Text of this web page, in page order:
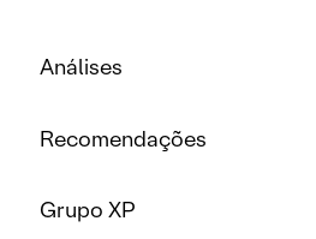
Análises
Recomendações
Grupo XP